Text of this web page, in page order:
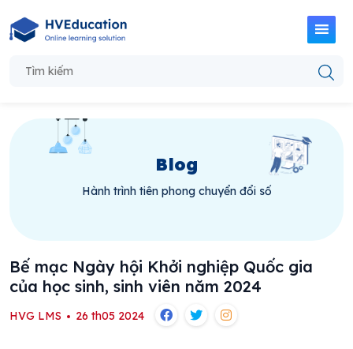
Blog
Hành trình tiên phong chuyển đổi số
Bế mạc Ngày hội Khởi nghiệp Quốc gia
của học sinh, sinh viên năm 2024
HVG LMS 26 th05 2024